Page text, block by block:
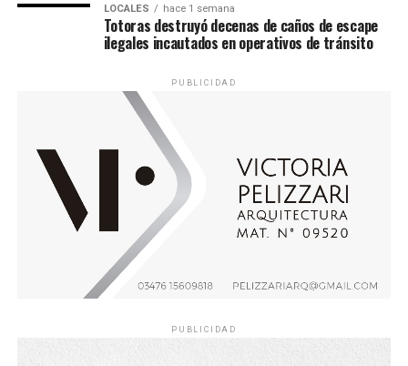
LOCALES hace 1 semana
Totoras destruyó decenas de caños de escape
ilegales incautados en operativos de tránsito
PUBLICIDAD
PUBLICIDAD